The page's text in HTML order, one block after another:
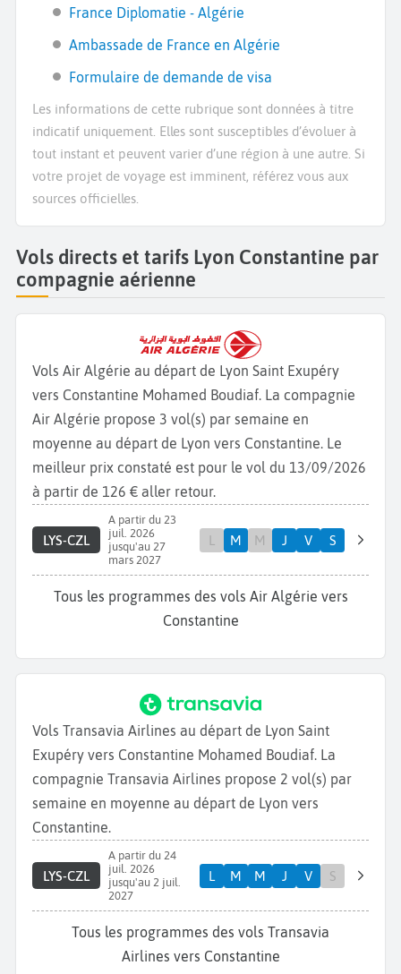
France Diplomatie - Algérie
Ambassade de France en Algérie
Formulaire de demande de visa
Les informations de cette rubrique sont données à titre
indicatif uniquement. Elles sont susceptibles d’évoluer à
tout instant et peuvent varier d’une région à une autre. Si
votre projet de voyage est imminent, référez vous aux
sources officielles.
Vols directs et tarifs Lyon Constantine par
compagnie aérienne
Vols Air Algérie au départ de Lyon Saint Exupéry
vers Constantine Mohamed Boudiaf. La compagnie
Air Algérie propose 3 vol(s) par semaine en
moyenne au départ de Lyon vers Constantine. Le
meilleur prix constaté est pour le vol du 13/09/2026
à partir de 126 € aller retour.
LYS-CZL
A partir du 23
juil. 2026
jusqu'au 27
mars 2027
L M M J V S
Tous les programmes des vols Air Algérie vers
Constantine
Vols Transavia Airlines au départ de Lyon Saint
Exupéry vers Constantine Mohamed Boudiaf. La
compagnie Transavia Airlines propose 2 vol(s) par
semaine en moyenne au départ de Lyon vers
Constantine.
LYS-CZL
A partir du 24
juil. 2026
jusqu'au 2 juil.
2027
L M M J V S
Tous les programmes des vols Transavia
Airlines vers Constantine